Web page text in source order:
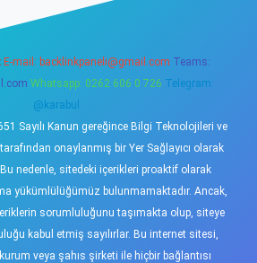
E-mail: backlinkpaneli@gmail.com Teams:
Whatsapp: 0262 606 0 726 Telegram:
@karabul
Sayılı Kanun gereğince Bilgi Teknolojileri ve
onaylanmış bir Yer Sağlayıcı olarak
nedenle, sitedeki içerikleri proaktif olarak
yükümlülüğümüz bulunmamaktadır. Ancak,
sorumluluğunu taşımakta olup, siteye
kabul etmiş sayılırlar. Bu internet sitesi,
veya şahıs şirketi ile hiçbir bağlantısı